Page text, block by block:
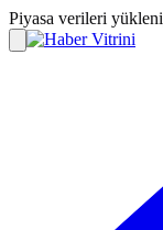
Piyasa verileri